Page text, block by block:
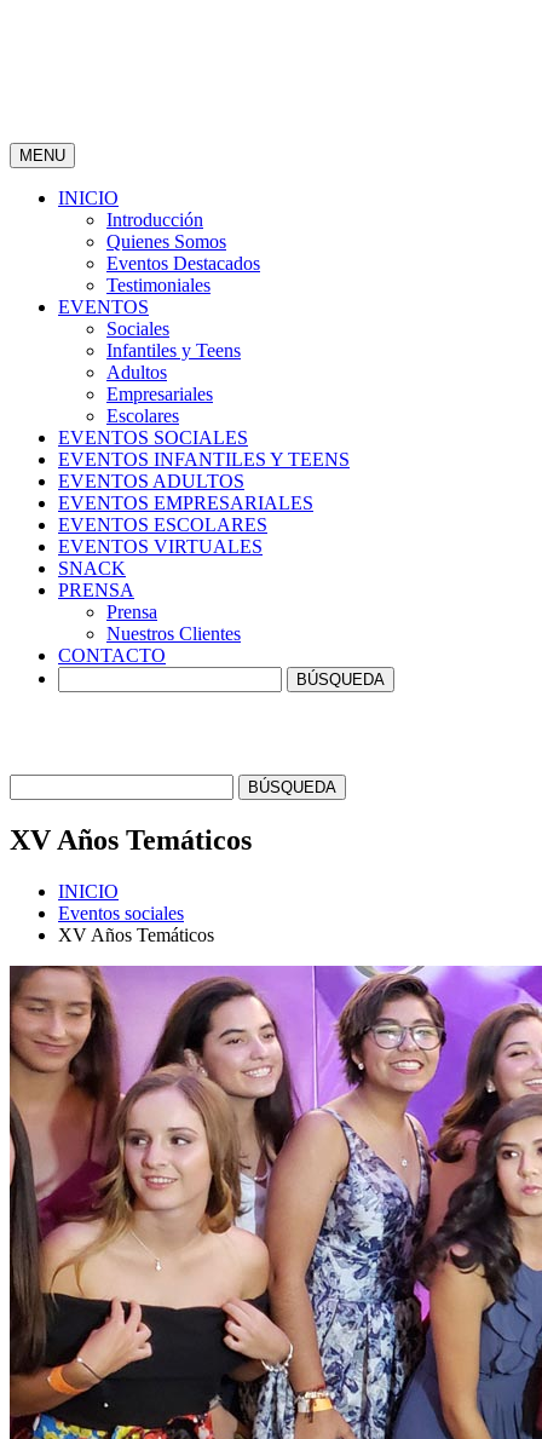
MENU
INICIO
Introducción
Quienes Somos
Eventos Destacados
Testimoniales
EVENTOS
Sociales
Infantiles y Teens
Adultos
Empresariales
Escolares
EVENTOS SOCIALES
EVENTOS INFANTILES Y TEENS
EVENTOS ADULTOS
EVENTOS EMPRESARIALES
EVENTOS ESCOLARES
EVENTOS VIRTUALES
SNACK
PRENSA
Prensa
Nuestros Clientes
CONTACTO
XV Años Temáticos
INICIO
Eventos sociales
XV Años Temáticos